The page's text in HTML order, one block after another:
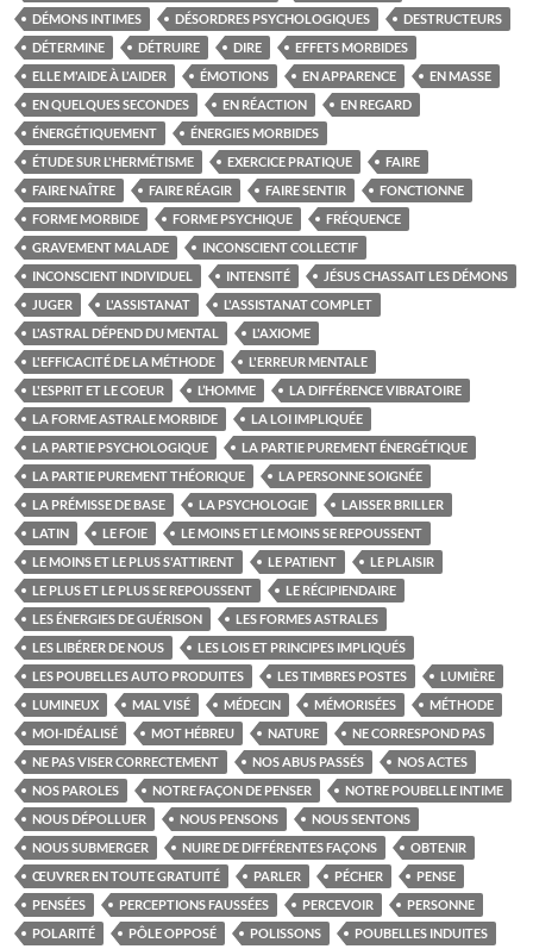
DÉMONS INTIMES DÉSORDRES PSYCHOLOGIQUES
DESTRUCTEURS
DÉTERMINE
DÉTRUIRE DIRE
EFFETS MORBIDES
ELLE M'AIDE À L'AIDER
ÉMOTIONS EN APPARENCE
EN MASSE
EN QUELQUES SECONDES
EN RÉACTION
EN REGARD
ÉNERGÉTIQUEMENT
ÉNERGIES MORBIDES
ÉTUDE SUR L'HERMÉTISME
EXERCICE PRATIQUE
FAIRE
FAIRE NAÎTRE
FAIRE RÉAGIR FAIRE SENTIR
FONCTIONNE
FORME MORBIDE
FORME PSYCHIQUE
FRÉQUENCE
GRAVEMENT MALADE
INCONSCIENT COLLECTIF
INCONSCIENT INDIVIDUEL
INTENSITÉ
JÉSUS CHASSAIT LES DÉMONS
JUGER
L'ASSISTANAT
L'ASSISTANAT COMPLET
L'ASTRAL DÉPEND DU MENTAL
L'AXIOME
L'EFFICACITÉ DE LA MÉTHODE
L'ERREUR MENTALE
L'ESPRIT ET LE COEUR
L’HOMME
LA DIFFÉRENCE VIBRATOIRE
LA FORME ASTRALE MORBIDE
LA LOI IMPLIQUÉE
LA PARTIE PSYCHOLOGIQUE
LA PARTIE PUREMENT ÉNERGÉTIQUE
LA PARTIE PUREMENT THÉORIQUE
LA PERSONNE SOIGNÉE
LA PRÉMISSE DE BASE
LA PSYCHOLOGIE
LAISSER BRILLER
LATIN
LE FOIE
LE MOINS ET LE MOINS SE REPOUSSENT
LE MOINS ET LE PLUS S'ATTIRENT
LE PATIENT
LE PLAISIR
LE PLUS ET LE PLUS SE REPOUSSENT
LE RÉCIPIENDAIRE
LES ÉNERGIES DE GUÉRISON
LES FORMES ASTRALES
LES LIBÉRER DE NOUS
LES LOIS ET PRINCIPES IMPLIQUÉS
LES POUBELLES AUTO PRODUITES
LES TIMBRES POSTES
LUMIÈRE
LUMINEUX
MAL VISÉ MÉDECIN MÉMORISÉES
MÉTHODE
MOI-IDÉALISÉ
MOT HÉBREU NATURE
NE CORRESPOND PAS
NE PAS VISER CORRECTEMENT
NOS ABUS PASSÉS
NOS ACTES
NOS PAROLES
NOTRE FAÇON DE PENSER
NOTRE POUBELLE INTIME
NOUS DÉPOLLUER
NOUS PENSONS
NOUS SENTONS
NOUS SUBMERGER
NUIRE DE DIFFÉRENTES FAÇONS
OBTENIR
ŒUVRER EN TOUTE GRATUITÉ
PARLER PÉCHER
PENSE
PENSÉES
PERCEPTIONS FAUSSÉES PERCEVOIR
PERSONNE
POLARITÉ
PÔLE OPPOSÉ POLISSONS
POUBELLES INDUITES